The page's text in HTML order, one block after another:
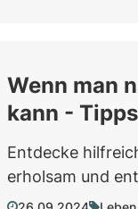
Wenn man
kann -
Entdecke
erholsam und